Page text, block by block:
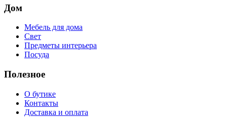
Дом
Мебель для дома
Свет
Предметы интерьера
Посуда
Полезное
О бутике
Контакты
Доставка и оплата